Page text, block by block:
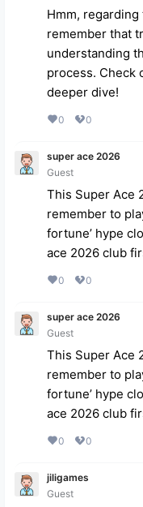
Hmm, regarding
remember that
understanding
process. Check
deeper dive!
0 0
super ace 2026
Guest
This Super Ace
remember to
fortune’ hype
ace 2026 club
0 0
super ace 2026
Guest
This Super Ace
remember to
fortune’ hype
ace 2026 club
0 0
jiligames
Guest